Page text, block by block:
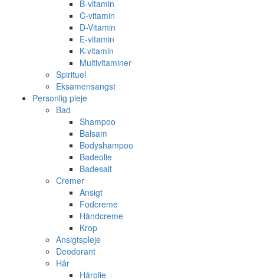
B-vitamin
C-vitamin
D-Vitamin
E-vitamin
K-vitamin
Multivitaminer
Spirituel
Eksamensangst
Personlig pleje
Bad
Shampoo
Balsam
Bodyshampoo
Badeolie
Badesalt
Cremer
Ansigt
Fodcreme
Håndcreme
Krop
Ansigtspleje
Deodorant
Hår
Hårolie